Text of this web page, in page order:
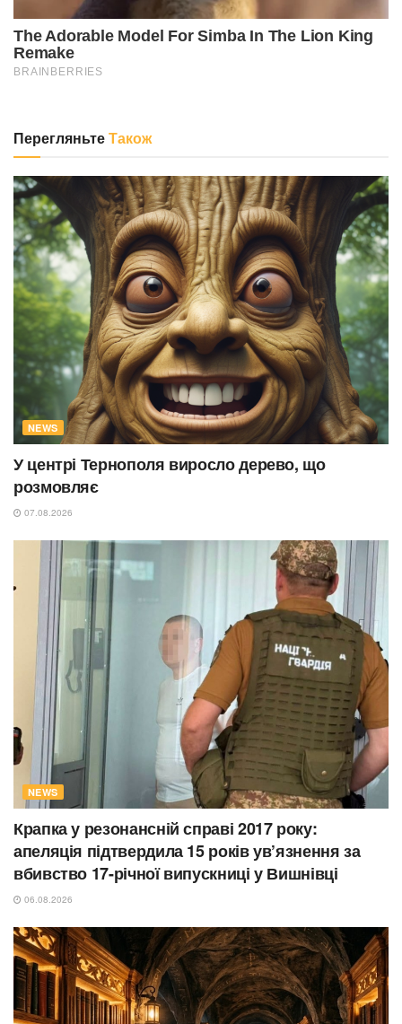
ПерегляньтеТакож
NEWS
У центрі Тернополя виросло дерево, що
розмовляє
07.08.2026
NEWS
Крапка у резонансній справі 2017 року:
апеляція підтвердила 15 років ув’язнення за
вбивство 17-річної випускниці у Вишнівці
06.08.2026